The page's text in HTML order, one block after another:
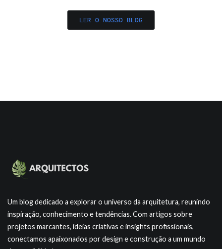
LER O NOSSO BLOG
Um blog dedicado a explorar o universo da arquitetura, reunindo
inspiração, conhecimento e tendências. Com artigos sobre
projetos marcantes, ideias criativas e insights profissionais,
conectamos apaixonados por design e construção a um mundo